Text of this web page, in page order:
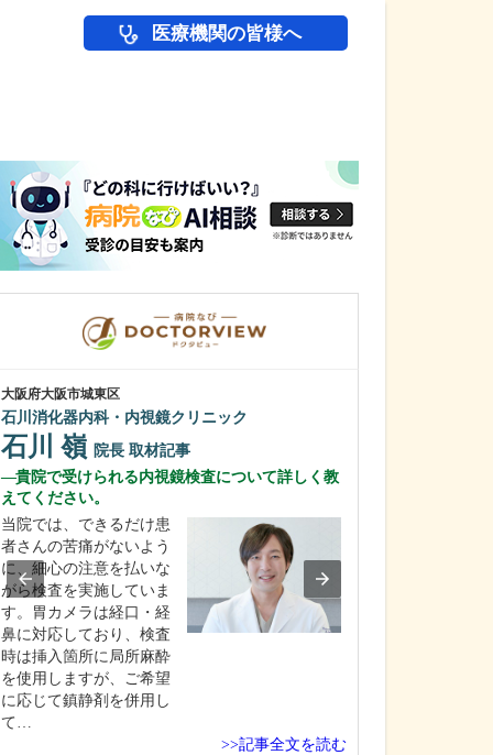
医療機関の皆様へ
大阪府大阪市城東区
石川消化器内科・内視鏡クリニック
石川 嶺 院長 取材記事
貴院で受けられる内視鏡検査について詳しく教
えてください。
当院では、できるだけ患
者さんの苦痛がないよう
に、細心の注意を払いな
がら検査を実施していま
す。胃カメラは経口・経
鼻に対応しており、検査
時は挿入箇所に局所麻酔
を使用しますが、ご希望
に応じて鎮静剤を併用し
て…
>>記事全文を読む